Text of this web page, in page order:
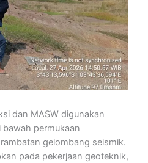
dan MASW digunakan
permukaan
gelombang seismik.
pada pekerjaan geoteknik,